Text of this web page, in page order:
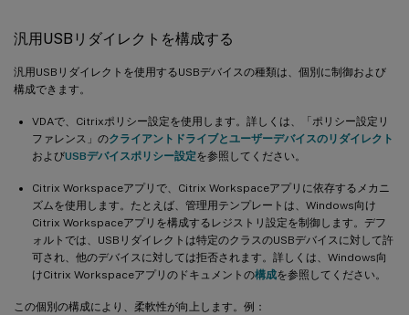
汎用USBリダイレクトを構成する
汎用USBリダイレクトを使用するUSBデバイスの種類は、個別に制御および
構成できます。
VDAで、Citrixポリシー設定を使用します。詳しくは、「ポリシー設定リ
ファレンス」のクライアントドライブとユーザーデバイスのリダイレクト
およびUSBデバイスポリシー設定を参照してください。
Citrix Workspaceアプリで、Citrix Workspaceアプリに依存するメカニ
ズムを使用します。たとえば、管理用テンプレートは、Windows向け
Citrix Workspaceアプリを構成するレジストリ設定を制御します。デフ
ォルトでは、USBリダイレクトは特定のクラスのUSBデバイスに対して許
可され、他のデバイスに対しては拒否されます。詳しくは、Windows向
けCitrix Workspaceアプリのドキュメントの構成を参照してください。
この個別の構成により、柔軟性が向上します。例：